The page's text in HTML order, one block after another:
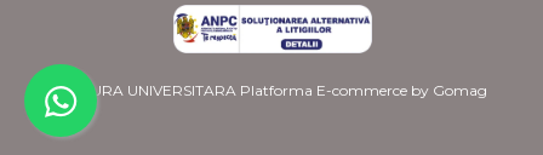
EDITURA UNIVERSITARA Platforma E-commerce by Gomag